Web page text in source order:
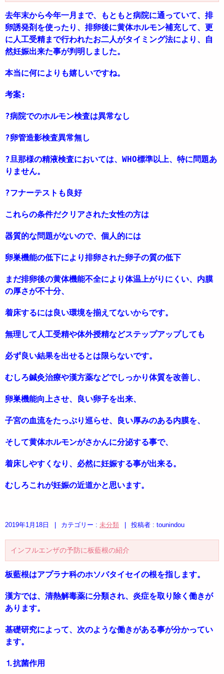
去年末から今年一月まで、もともと病院に通っていて、排
卵誘発剤を使ったり、排卵後に黄体ホルモン補充して、更
に人工受精まで行われたお二人がタイミング法により、自
然妊娠出来た事が判明しました。
本当に何によりも嬉しいですね。
考案:
?病院でのホルモン検査は異常なし
?卵管造影検査異常無し
?旦那様の精液検査においては、WHO標準以上、特に問題あ
りません。
?フナーテストも良好
これらの条件だクリアされた女性の方は
器質的な問題がないので、個人的には
卵巣機能の低下により排卵された卵子の質の低下
まだ排卵後の黄体機能不全により体温上がりにくい、内膜
の厚さが不十分、
着床するには良い環境を揃えてないからです。
無理して人工受精や体外授精などステップアップしても
必ず良い結果を出せるとは限らないです。
むしろ鍼灸治療や漢方薬などでしっかり体質を改善し、
卵巣機能向上させ、良い卵子を出来、
子宮の血流をたっぷり巡らせ、良い厚みのある内膜を、
そして黄体ホルモンがさかんに分泌する事で、
着床しやすくなり、必然に妊娠する事が出来る。
むしろこれが妊娠の近道かと思います。
2019年1月18日 カテゴリー : 未分類 投稿者 : tounindou
インフルエンザの予防に板藍根の紹介
板藍根はアプラナ科のホソバタイセイの根を指します。
漢方では、清熱解毒薬に分類され、炎症を取り除く働きが
あります。
基礎研究によって、次のような働きがある事が分かってい
ます。
⒈抗菌作用